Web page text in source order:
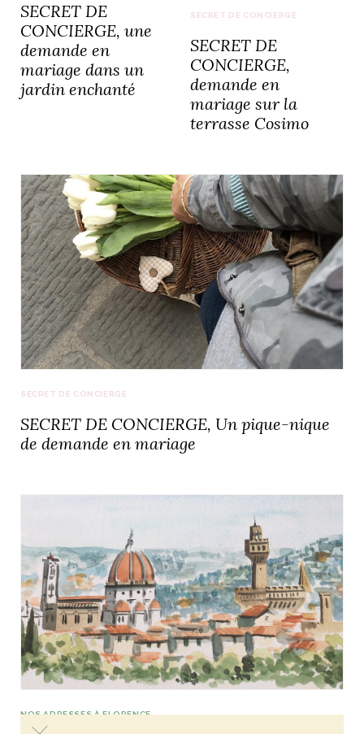
SECRET DE
CONCIERGE, une
demande en
mariage dans un
jardin enchanté
SECRET DE CONCIERGE
SECRET DE
CONCIERGE,
demande en
mariage sur la
terrasse Cosimo
SECRET DE CONCIERGE
SECRET DE CONCIERGE, Un pique-nique
de demande en mariage
NOS ADRESSES À FLORENCE